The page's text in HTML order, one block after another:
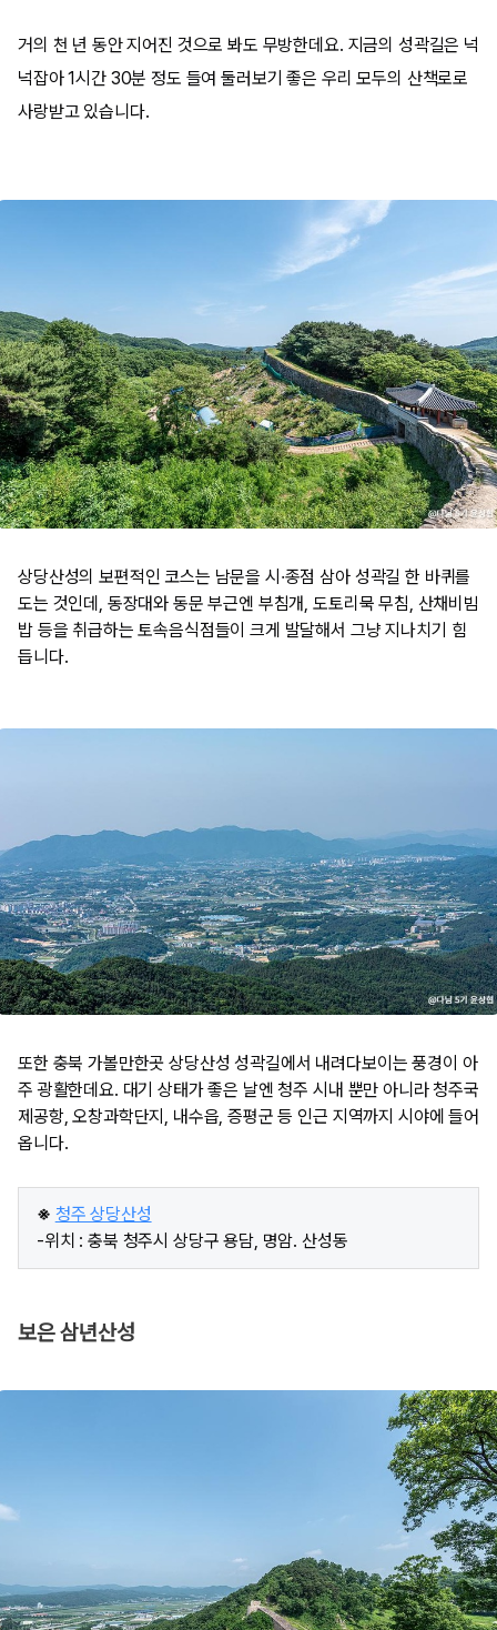
​거의 천 년 동안 지어진 것으로 봐도 무방한데요. 지금의 성곽길은 넉
넉잡아 1시간 30분 정도 들여 둘러보기 좋은 우리 모두의 산책로로
사랑받고 있습니다. ​
상당산성의 보편적인 코스는 남문을 시·종점 삼아 성곽길 한 바퀴를
도는 것인데, 동장대와 동문 부근엔 부침개, 도토리묵 무침, 산채비빔
밥 등을 취급하는 토속음식점들이 크게 발달해서 그냥 지나치기 힘
듭니다.
또한 충북 가볼만한곳 상당산성 성곽길에서 내려다보이는 풍경이 아
주 광활한데요. 대기 상태가 좋은 날엔 청주 시내 뿐만 아니라 청주국
제공항, 오창과학단지, 내수읍, 증평군 등 인근 지역까지 시야에 들어
옵니다.
※ 청주 상당산성
-위치 : 충북 청주시 상당구 용담, 명암. 산성동
보은 삼년산성​